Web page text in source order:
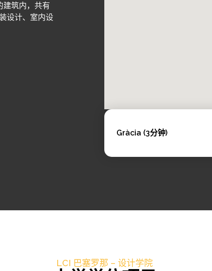
建筑内，共有
设计、室内设
Gràcia (3分钟)
LCI 巴塞罗那 – 设计学院